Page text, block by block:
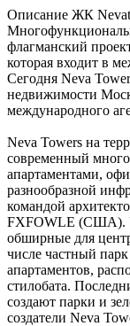
Описание ЖК
флагманский
которая входит в
Сегодня Neva
недвижимости
международного
Neva Towers на
современный
апартаментами,
разнообразной
командой
FXFOWLE (США).
обширные для
числе частный
апартаментов,
стилобата.
создают парки и
создатели Neva